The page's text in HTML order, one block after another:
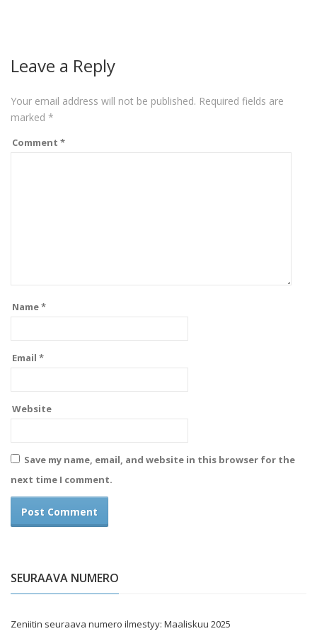
Leave a Reply
Your email address will not be published. Required fields are
marked *
Comment *
Name*
Email *
Website
Save my name, email, and website in this browser for the
next time I comment.
SEURAAVA NUMERO
Zeniitin seuraava numero ilmestyy: Maaliskuu 2025